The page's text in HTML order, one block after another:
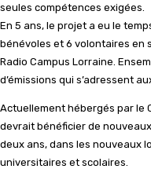
seules compétences exigées.
En 5 ans, le projet a eu le
bénévoles et 6 volontaires en
Radio Campus Lorraine.
d’émissions qui s’adressent
Actuellement hébergés par le
devrait bénéficier de
deux ans, dans les nouveaux
universitaires et scolaires.